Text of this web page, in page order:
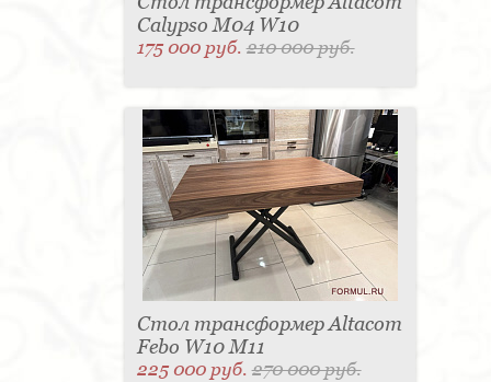
Calypso M04 W10
175 000 руб.210 000 руб.
Стол трансформер Altacom
Febo W10 M11
225 000 руб.270 000 руб.